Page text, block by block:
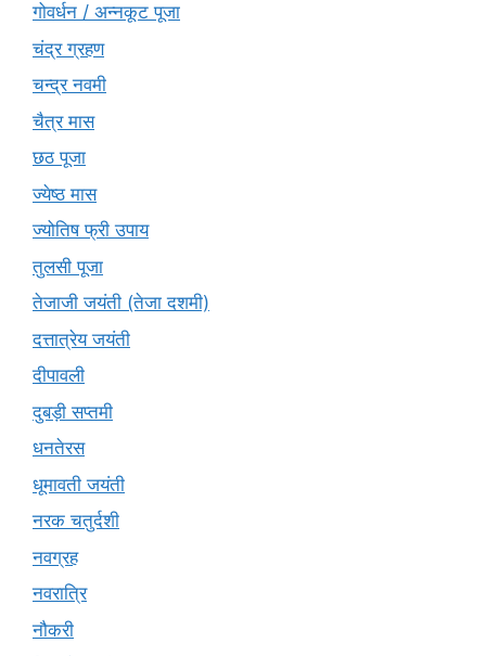
गोवर्धन / अन्नकूट पूजा
चंद्र ग्रहण
चन्द्र नवमी
चैत्र मास
छठ पूजा
ज्येष्ठ मास
ज्योतिष फ्री उपाय
तुलसी पूजा
तेजाजी जयंती (तेजा दशमी)
दत्तात्रेय जयंती
दीपावली
दुबड़ी सप्तमी
धनतेरस
धूमावती जयंती
नरक चतुर्दशी
नवग्रह
नवरात्रि
नौकरी